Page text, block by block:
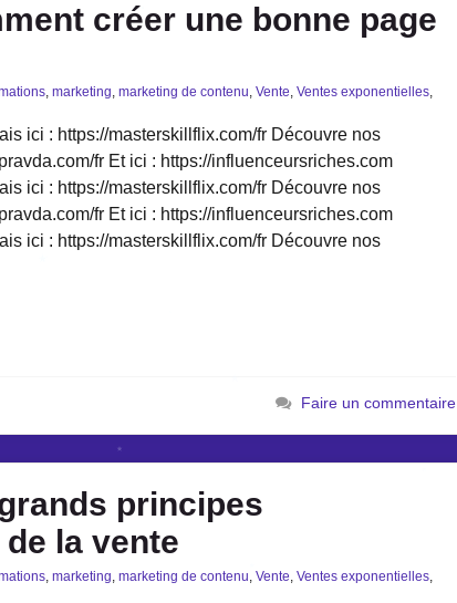
créer une bonne page
, marketing, marketing de contenu, Vente, Ventes exponentielles,
ici : https://masterskillflix.com/fr Découvre nos
fr Et ici : https://influenceursriches.com
ici : https://masterskillflix.com/fr Découvre nos
fr Et ici : https://influenceursriches.com
ici : https://masterskillflix.com/fr Découvre nos
Faire un commentaire
principes
la vente
, marketing, marketing de contenu, Vente, Ventes exponentielles,